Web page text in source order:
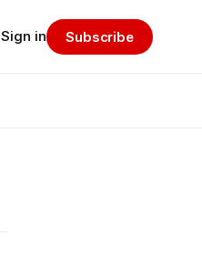
Sign in Subscribe